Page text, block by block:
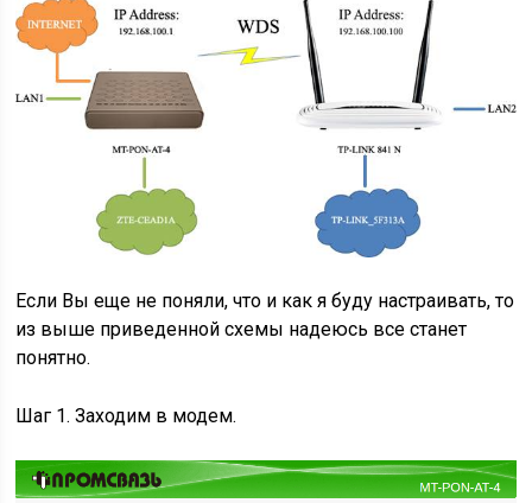
Если Вы еще не поняли, что и как я буду настраивать, то
из выше приведенной схемы надеюсь все станет
понятно.
Шаг 1. Заходим в модем.